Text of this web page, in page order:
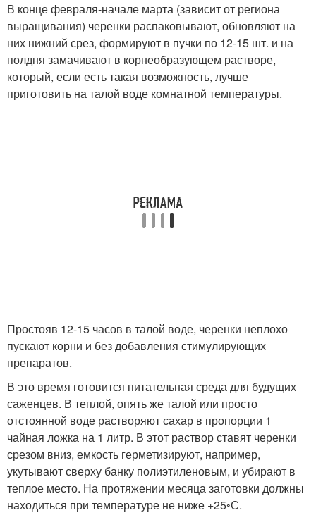
В конце февраля-начале марта (зависит от региона
выращивания) черенки распаковывают, обновляют на
них нижний срез, формируют в пучки по 12-15 шт. и на
полдня замачивают в корнеобразующем растворе,
который, если есть такая возможность, лучше
приготовить на талой воде комнатной температуры.
Простояв 12-15 часов в талой воде, черенки неплохо
пускают корни и без добавления стимулирующих
препаратов.
В это время готовится питательная среда для будущих
саженцев. В теплой, опять же талой или просто
отстоянной воде растворяют сахар в пропорции 1
чайная ложка на 1 литр. В этот раствор ставят черенки
срезом вниз, емкость герметизируют, например,
укутывают сверху банку полиэтиленовым, и убирают в
теплое место. На протяжении месяца заготовки должны
находиться при температуре не ниже +25◦С.